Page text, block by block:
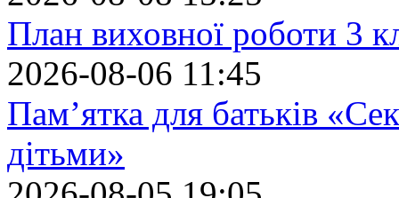
План виховної роботи 3
2026-08-06 11:45
Пам’ятка для батьків
дітьми»